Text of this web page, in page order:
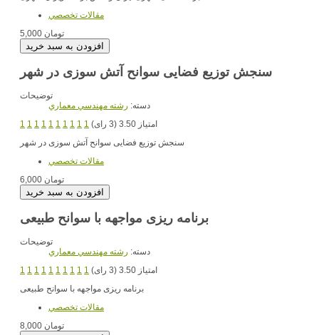
مقالات تخصصي
5,000 تومان
سنجش توزیع فضایی سوانح آتش سوزی در شهر
توضیحات
دسته: رشته مهندسي معماري
1 1 1 1 1 1 1 1 1 1
امتیاز 3.50 (3 رای)
مقالات تخصصي
6,000 تومان
برنامه ریزی مواجهه با سوانح طبیعی
توضیحات
دسته: رشته مهندسي معماري
1 1 1 1 1 1 1 1 1 1
امتیاز 3.50 (3 رای)
مقالات تخصصي
8,000 تومان